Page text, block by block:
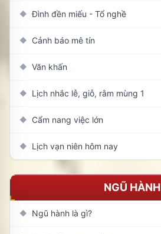
◆ Đình đền miếu - Tổ nghề
◆ Cảnh báo mê tín
◆ Văn khấn
◆ Lịch nhắc lễ, giỗ, rằm mùng 1
◆ Cẩm nang việc lớn
◆ Lịch vạn niên hôm nay
NGŨ HÀNH
◆ Ngũ hành là gì?